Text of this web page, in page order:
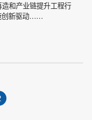
和产业链提升工程行
创新驱动……